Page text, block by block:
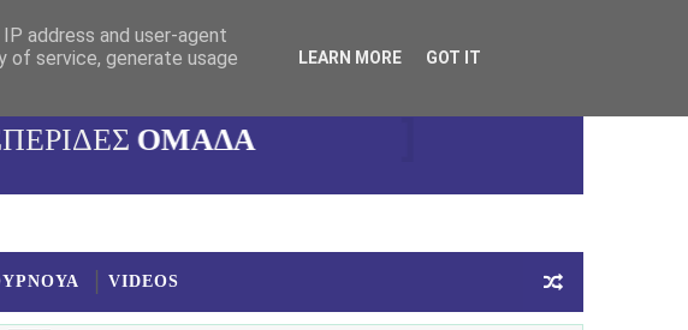
ΚΑΛΛΙΘΕΑΣ
ΟΜΑΔΑ
ΜΠΑΣΚΕΤ
VIDEOS
address and user-agent
of service, generate usage
LEARN MORE GOT IT